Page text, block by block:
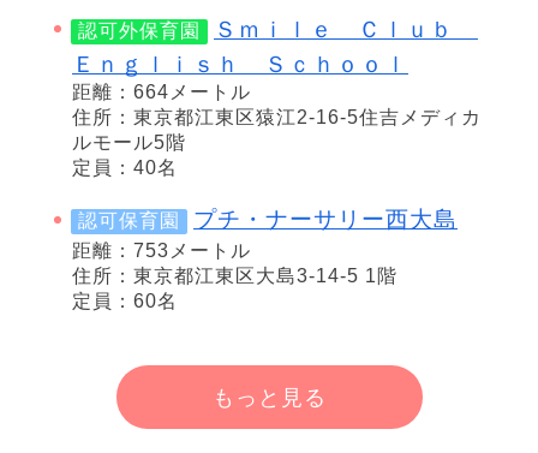
認可外保育園
Ｓｍｉｌｅ Ｃｌｕｂ
Ｅｎｇｌｉｓｈ Ｓｃｈｏｏｌ
距離：664メートル
住所：東京都江東区猿江2-16-5住吉メディカ
ルモール5階
定員：40名
認可保育園 プチ・ナーサリー西大島
距離：753メートル
住所：東京都江東区大島3-14-5 1階
定員：60名
もっと見る